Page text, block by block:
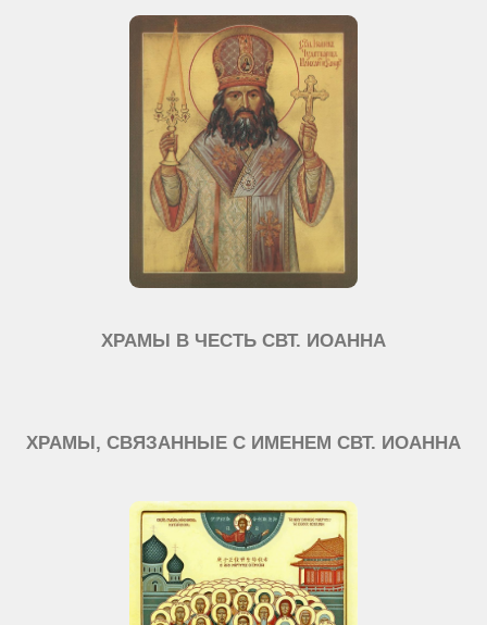
ХРАМЫ В ЧЕСТЬ СВТ. ИОАННА
ХРАМЫ, СВЯЗАННЫЕ С ИМЕНЕМ СВТ. ИОАННА